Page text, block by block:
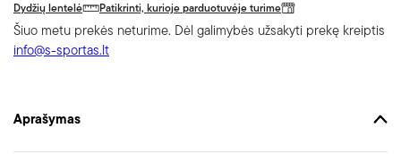
Dydžių lentelė Patikrinti, kurioje parduotuvėje turime
Šiuo metu prekės neturime. Dėl galimybės užsakyti prekę kreiptis
info@s-sportas.lt
Aprašymas